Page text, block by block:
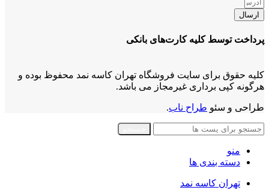
ارسال
پرداخت توسط کلیه کارت‌های بانکی
کلیه حقوق برای سایت فروشگاه تهران کاسه نمد محفوظ بوده و
هرگونه کپی برداری غیرمجاز می باشد.
طراحی و سئو طراح ناب.
منو
دسته بندی ها
تهران کاسه نمد